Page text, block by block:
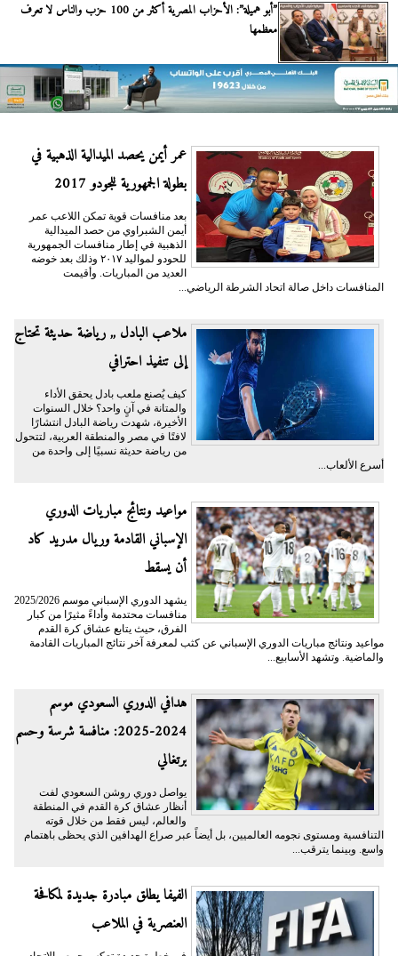
”أبو هميلة”: الأحزاب المصرية أكثر من 100 حزب والناس لا تعرف
معظمها
عمر أيمن يحصد الميدالية الذهبية في
بطولة الجمهورية للجودو 2017
بعد منافسات قوية تمكن اللاعب عمر
أيمن الشبراوي من حصد الميدالية
الذهبية في إطار منافسات الجمهورية
للحودو لمواليد ٢٠١٧ وذلك بعد خوضه
العديد من المباريات. وأقيمت
المنافسات داخل صالة اتحاد الشرطة الرياضي...
ملاعب البادل ,, رياضة حديثة تحتاج
إلى تنفيذ احترافي
كيف يُصنع ملعب بادل يحقق الأداء
والمتانة في آنٍ واحد؟ خلال السنوات
الأخيرة، شهدت رياضة البادل انتشارًا
لافتًا في مصر والمنطقة العربية، لتتحول
من رياضة حديثة نسبيًا إلى واحدة من
أسرع الألعاب...
مواعيد ونتائج مباريات الدوري
الإسباني القادمة وريال مدريد كاد
أن يسقط
يشهد الدوري الإسباني موسم 2025/2026
منافسات محتدمة وأداءً مثيرًا من كبار
الفرق، حيث يتابع عشاق كرة القدم
مواعيد ونتائج مباريات الدوري الإسباني عن كثب لمعرفة آخر نتائج المباريات القادمة
والماضية. وتشهد الأسابيع...
هدافي الدوري السعودي موسم
2024-2025: منافسة شرسة وحسم
برتغالي
يواصل دوري روشن السعودي لفت
أنظار عشاق كرة القدم في المنطقة
والعالم، ليس فقط من خلال قوته
التنافسية ومستوى نجومه العالميين، بل أيضاً عبر صراع الهدافين الذي يحظى باهتمام
واسع. وبينما يترقب...
الفيفا يطلق مبادرة جديدة لمكافحة
العنصرية في الملاعب